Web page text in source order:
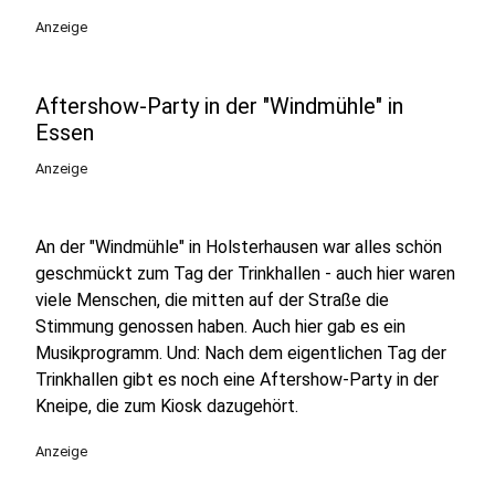
Anzeige
Aftershow-Party in der "Windmühle" in
Essen
Anzeige
An der "Windmühle" in Holsterhausen war alles schön
geschmückt zum Tag der Trinkhallen - auch hier waren
viele Menschen, die mitten auf der Straße die
Stimmung genossen haben. Auch hier gab es ein
Musikprogramm. Und: Nach dem eigentlichen Tag der
Trinkhallen gibt es noch eine Aftershow-Party in der
Kneipe, die zum Kiosk dazugehört.
Anzeige